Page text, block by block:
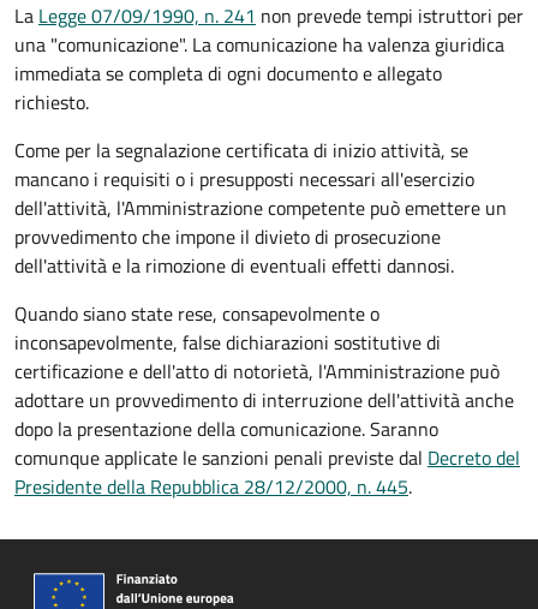
La Legge 07/09/1990, n. 241 non prevede tempi istruttori per
una "comunicazione". La comunicazione ha valenza giuridica
immediata se completa di ogni documento e allegato
richiesto.
Come per la segnalazione certificata di inizio attività, se
mancano i requisiti o i presupposti necessari all'esercizio
dell'attività, l'Amministrazione competente può emettere un
provvedimento che impone il divieto di prosecuzione
dell'attività e la rimozione di eventuali effetti dannosi.
Quando siano state rese, consapevolmente o
inconsapevolmente, false dichiarazioni sostitutive di
certificazione e dell'atto di notorietà, l'Amministrazione può
adottare un provvedimento di interruzione dell'attività anche
dopo la presentazione della comunicazione. Saranno
comunque applicate le sanzioni penali previste dal Decreto del
Presidente della Repubblica 28/12/2000, n. 445.